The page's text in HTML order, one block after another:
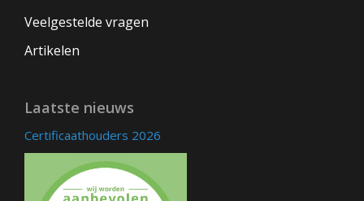
Veelgestelde vragen
Artikelen
Laatste nieuws
Certificaathouders 2026